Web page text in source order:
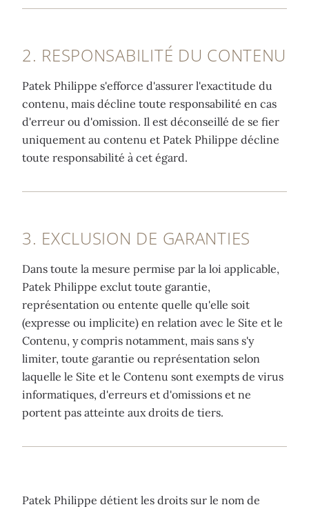
2. RESPONSABILITÉ DU CONTENU
Patek Philippe s'efforce d'assurer l'exactitude du
contenu, mais décline toute responsabilité en cas
d'erreur ou d'omission. Il est déconseillé de se fier
uniquement au contenu et Patek Philippe décline
toute responsabilité à cet égard.
3. EXCLUSION DE GARANTIES
Dans toute la mesure permise par la loi applicable,
Patek Philippe exclut toute garantie,
représentation ou entente quelle qu'elle soit
(expresse ou implicite) en relation avec le Site et le
Contenu, y compris notamment, mais sans s'y
limiter, toute garantie ou représentation selon
laquelle le Site et le Contenu sont exempts de virus
informatiques, d'erreurs et d'omissions et ne
portent pas atteinte aux droits de tiers.
Patek Philippe détient les droits sur le nom de